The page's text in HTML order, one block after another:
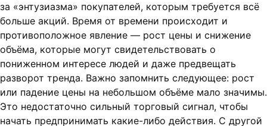
за «энтузиазма» покупателей, которым требуется всё
больше акций. Время от времени происходит и
противоположное явление — рост цены и снижение
объёма, которые могут свидетельствовать о
пониженном интересе людей и даже предвещать
разворот тренда. Важно запомнить следующее: рост
или падение цены на небольшом объёме мало значимы.
Это недостаточно сильный торговый сигнал, чтобы
начать предпринимать какие-либо действия. С другой